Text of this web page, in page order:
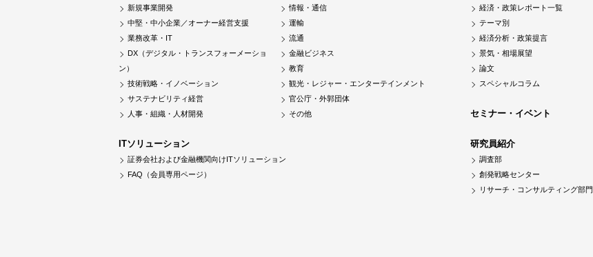
新規事業開発
中堅・中小企業／オーナー経営支援
業務改革・IT
DX（デジタル・トランスフォーメーショ
ン）
技術戦略・イノベーション
サステナビリティ経営
人事・組織・人材開発
情報・通信
運輸
流通
金融ビジネス
教育
観光・レジャー・エンターテインメント
官公庁・外郭団体
その他
ITソリューション
証券会社および金融機関向けITソリューション
FAQ（会員専用ページ）
経済・政策レポート一覧
テーマ別
経済分析・政策提言
景気・相場展望
論文
スペシャルコラム
セミナー・イベント
研究員紹介
調査部
創発戦略センター
リサーチ・コンサルティング部門